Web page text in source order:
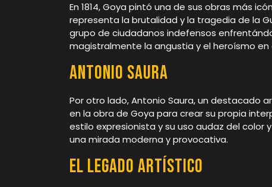
En 1814, Goya pintó una de sus obras más
representa la brutalidad y la tragedia de la
grupo de ciudadanos indefensos
magistralmente la angustia y el heroísmo
Antonio Saura
Por otro lado, Antonio Saura, un destacado
en la obra de Goya para crear su propia
estilo expresionista y su uso audaz del
una mirada moderna y provocativa.
El Legado Artístico